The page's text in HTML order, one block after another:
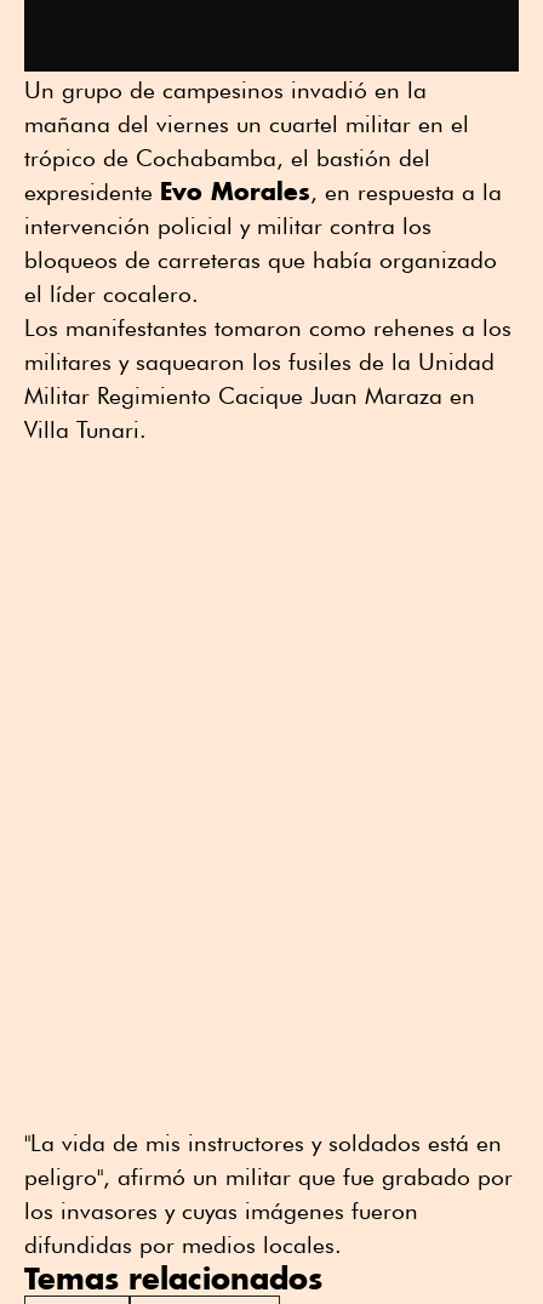
Un grupo de campesinos invadió en la
mañana del viernes un cuartel militar en el
trópico de Cochabamba, el bastión del
expresidente Evo Morales, en respuesta a la
intervención policial y militar contra los
bloqueos de carreteras que había organizado
el líder cocalero.
Los manifestantes tomaron como rehenes a los
militares y saquearon los fusiles de la Unidad
Militar Regimiento Cacique Juan Maraza en
Villa Tunari.
"La vida de mis instructores y soldados está en
peligro", afirmó un militar que fue grabado por
los invasores y cuyas imágenes fueron
difundidas por medios locales.
Temas relacionados